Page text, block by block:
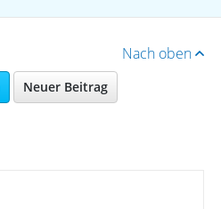
Nach oben
Neuer Beitrag